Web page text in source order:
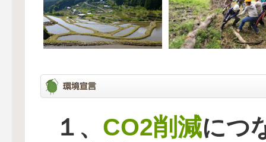
１、 CO2削減につ